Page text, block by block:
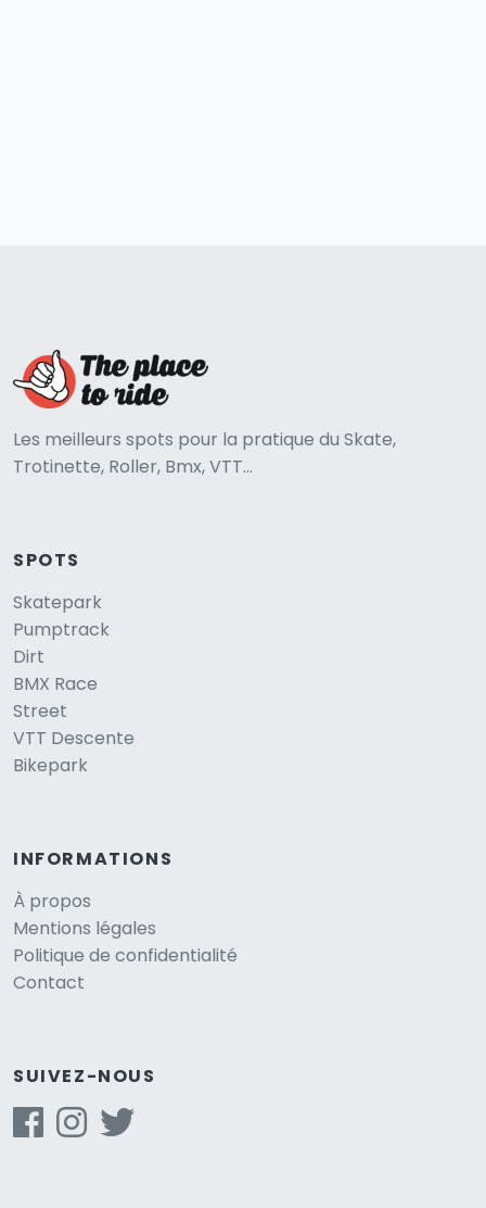
Les meilleurs spots pour la pratique du Skate,
Trotinette, Roller, Bmx, VTT...
SPOTS
Skatepark
Pumptrack
Dirt
BMX Race
Street
VTT Descente
Bikepark
INFORMATIONS
À propos
Mentions légales
Politique de confidentialité
Contact
SUIVEZ-NOUS